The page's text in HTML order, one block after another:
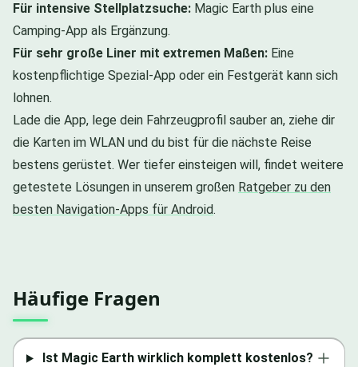
Für intensive Stellplatzsuche: Magic Earth plus eine
Camping-App als Ergänzung.
Für sehr große Liner mit extremen Maßen: Eine
kostenpflichtige Spezial-App oder ein Festgerät kann sich
lohnen.
Lade die App, lege dein Fahrzeugprofil sauber an, ziehe dir
die Karten im WLAN und du bist für die nächste Reise
bestens gerüstet. Wer tiefer einsteigen will, findet weitere
getestete Lösungen in unserem großen Ratgeber zu den
besten Navigation-Apps für Android.
Häufige Fragen
Ist Magic Earth wirklich komplett kostenlos?